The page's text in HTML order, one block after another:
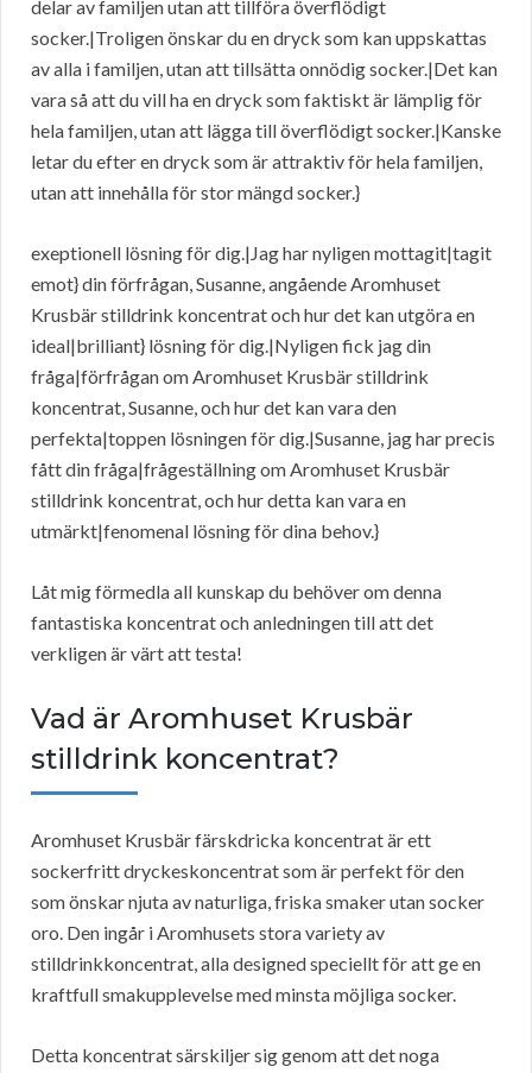
delar av familjen utan att tillföra överflödigt
socker.|Troligen önskar du en dryck som kan uppskattas
av alla i familjen, utan att tillsätta onnödig socker.|Det kan
vara så att du vill ha en dryck som faktiskt är lämplig för
hela familjen, utan att lägga till överflödigt socker.|Kanske
letar du efter en dryck som är attraktiv för hela familjen,
utan att innehålla för stor mängd socker.}
exeptionell lösning för dig.|Jag har nyligen mottagit|tagit
emot} din förfrågan, Susanne, angående Aromhuset
Krusbär stilldrink koncentrat och hur det kan utgöra en
ideal|brilliant} lösning för dig.|Nyligen fick jag din
fråga|förfrågan om Aromhuset Krusbär stilldrink
koncentrat, Susanne, och hur det kan vara den
perfekta|toppen lösningen för dig.|Susanne, jag har precis
fått din fråga|frågeställning om Aromhuset Krusbär
stilldrink koncentrat, och hur detta kan vara en
utmärkt|fenomenal lösning för dina behov.}
Låt mig förmedla all kunskap du behöver om denna
fantastiska koncentrat och anledningen till att det
verkligen är värt att testa!
Vad är Aromhuset Krusbär
stilldrink koncentrat?
Aromhuset Krusbär färskdricka koncentrat är ett
sockerfritt dryckeskoncentrat som är perfekt för den
som önskar njuta av naturliga, friska smaker utan socker
oro. Den ingår i Aromhusets stora variety av
stilldrinkkoncentrat, alla designed speciellt för att ge en
kraftfull smakupplevelse med minsta möjliga socker.
Detta koncentrat särskiljer sig genom att det noga